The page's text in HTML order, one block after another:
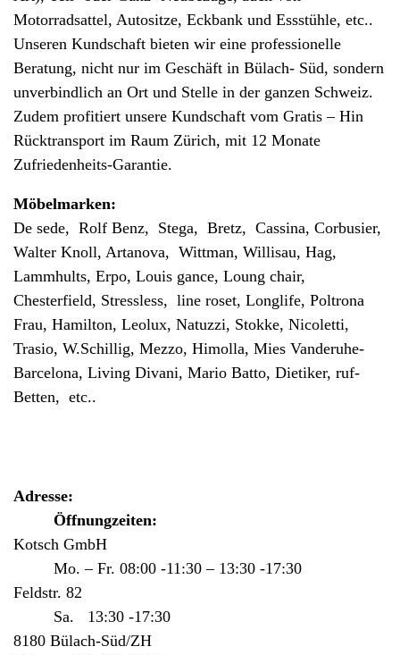
Motorradsattel, Autositze, Eckbank und Essstühle, etc..
Unseren Kundschaft bieten wir eine professionelle
Beratung, nicht nur im Geschäft in Bülach- Süd, sondern
unverbindlich an Ort und Stelle in der ganzen Schweiz.
Zudem profitiert unsere Kundschaft vom Gratis – Hin
Rücktransport im Raum Zürich, mit 12 Monate
Zufriedenheits-Garantie.
Möbelmarken:
De sede, Rolf Benz, Stega, Bretz, Cassina, Corbusier,
Walter Knoll, Artanova, Wittman, Willisau, Hag,
Lammhults, Erpo, Louis gance, Loung chair,
Chesterfield, Stressless, line roset, Longlife, Poltrona
Frau, Hamilton, Leolux, Natuzzi, Stokke, Nicoletti,
Trasio, W.Schillig, Mezzo, Himolla, Mies Vanderuhe-
Barcelona, Living Divani, Mario Batto, Dietiker, ruf-
Betten, etc..
Adresse:
Öffnungzeiten:
Kotsch GmbH
Mo. – Fr. 08:00 -11:30 – 13:30 -17:30
Feldstr. 82
Sa. 13:30 -17:30
8180 Bülach-Süd/ZH